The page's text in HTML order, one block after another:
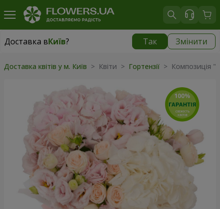
Доставка вКиїв? Так Змінити
Доставка вКиїв
Доставка квітів у м. Київ > Квіти > Гортензії > Композиція